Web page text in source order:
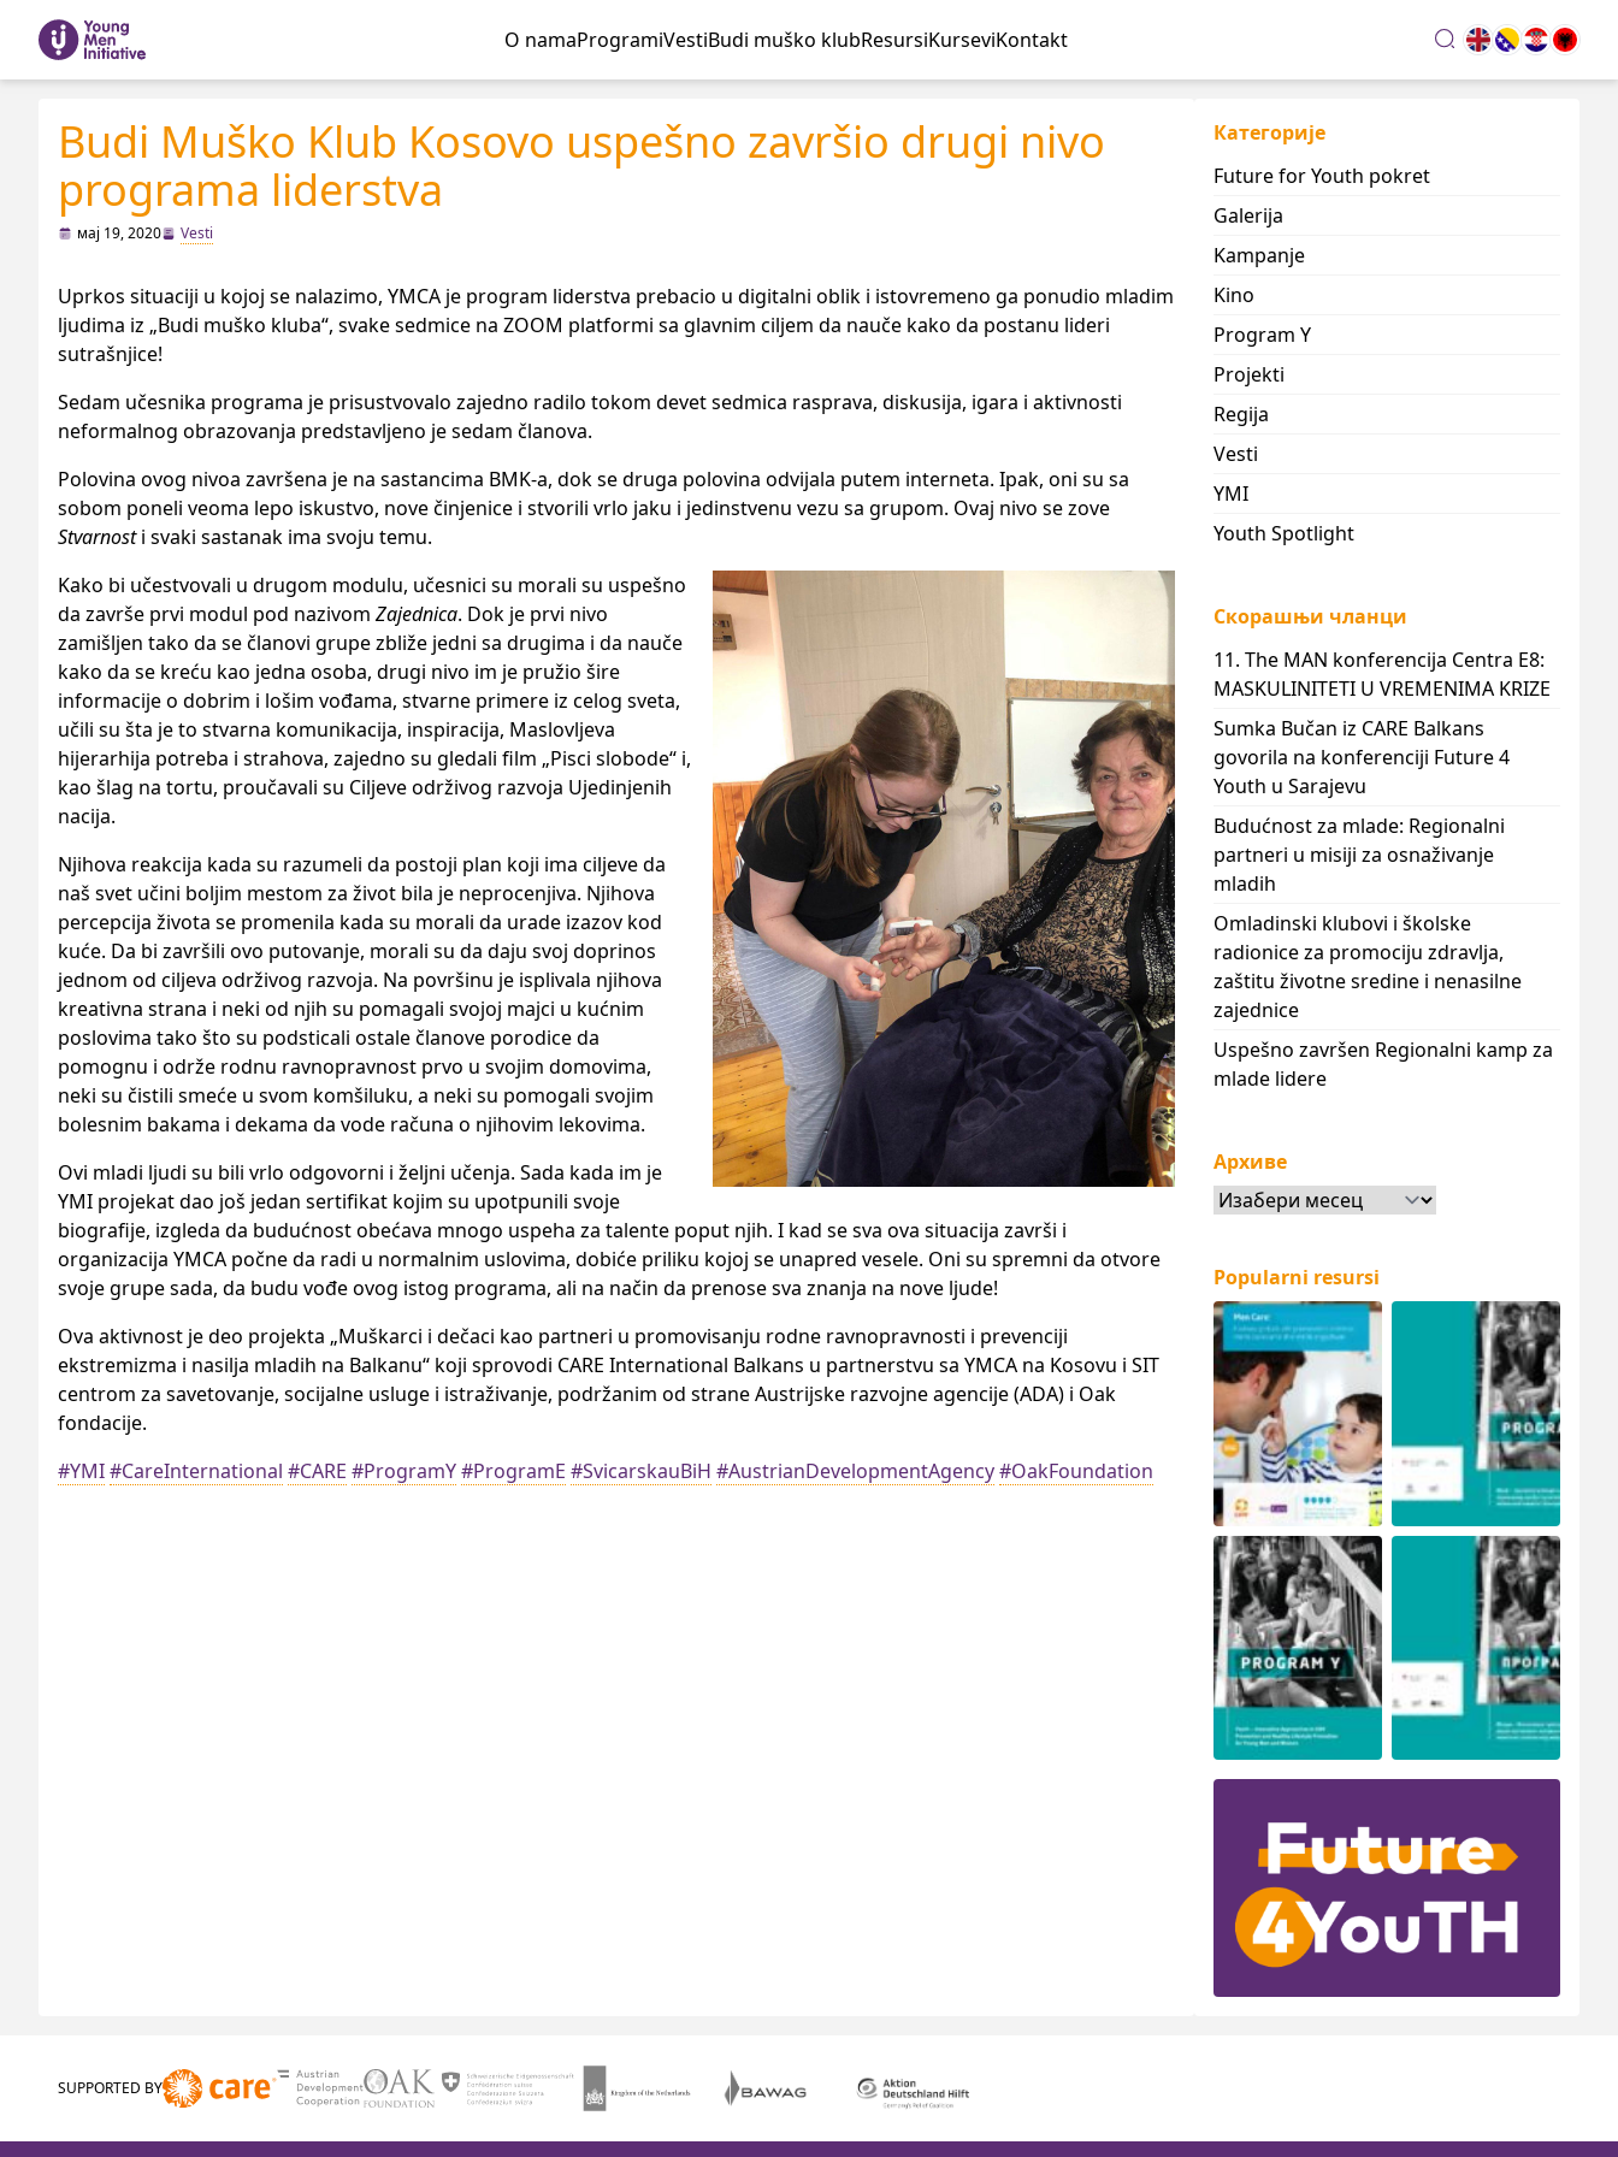
O namaProgramiVestiBudi muško klubResursiKurseviKontakt search
Budi Muško Klub Kosovo uspešno završio drugi nivo
programa liderstva
мај 19, 2020 Vesti
Uprkos situaciji u kojoj se nalazimo, YMCA je program liderstva prebacio u digitalni oblik i istovremeno ga ponudio mladim
ljudima iz „Budi muško kluba“, svake sedmice na ZOOM platformi sa glavnim ciljem da nauče kako da postanu lideri
sutrašnjice!
Sedam učesnika programa je prisustvovalo zajedno radilo tokom devet sedmica rasprava, diskusija, igara i aktivnosti
neformalnog obrazovanja predstavljeno je sedam članova.
Polovina ovog nivoa završena je na sastancima BMK-a, dok se druga polovina odvijala putem interneta. Ipak, oni su sa
sobom poneli veoma lepo iskustvo, nove činjenice i stvorili vrlo jaku i jedinstvenu vezu sa grupom. Ovaj nivo se zove
Stvarnosti svaki sastanak ima svoju temu.
Kako bi učestvovali u drugom modulu, učesnici su morali su uspešno
da završe prvi modul pod nazivom Zajednica. Dok je prvi nivo
zamišljen tako da se članovi grupe zbliže jedni sa drugima i da nauče
kako da se kreću kao jedna osoba, drugi nivo im je pružio šire
informacije o dobrim i lošim vođama, stvarne primere iz celog sveta,
učili su šta je to stvarna komunikacija, inspiracija, Maslovljeva
hijerarhija potreba i strahova, zajedno su gledali film „Pisci slobode“ i,
kao šlag na tortu, proučavali su Ciljeve održivog razvoja Ujedinjenih
nacija.
Njihova reakcija kada su razumeli da postoji plan koji ima ciljeve da
naš svet učini boljim mestom za život bila je neprocenjiva. Njihova
percepcija života se promenila kada su morali da urade izazov kod
kuće. Da bi završili ovo putovanje, morali su da daju svoj doprinos
jednom od ciljeva održivog razvoja. Na površinu je isplivala njihova
kreativna strana i neki od njih su pomagali svojoj majci u kućnim
poslovima tako što su podsticali ostale članove porodice da
pomognu i održe rodnu ravnopravnost prvo u svojim domovima,
neki su čistili smeće u svom komšiluku, a neki su pomogali svojim
bolesnim bakama i dekama da vode računa o njihovim lekovima.
Ovi mladi ljudi su bili vrlo odgovorni i željni učenja. Sada kada im je
YMI projekat dao još jedan sertifikat kojim su upotpunili svoje
biografije, izgleda da budućnost obećava mnogo uspeha za talente poput njih. I kad se sva ova situacija završi i
organizacija YMCA počne da radi u normalnim uslovima, dobiće priliku kojoj se unapred vesele. Oni su spremni da otvore
svoje grupe sada, da budu vođe ovog istog programa, ali na način da prenose sva znanja na nove ljude!
Ova aktivnost je deo projekta „Muškarci i dečaci kao partneri u promovisanju rodne ravnopravnosti i prevenciji
ekstremizma i nasilja mladih na Balkanu“ koji sprovodi CARE International Balkans u partnerstvu sa YMCA na Kosovu i SIT
centrom za savetovanje, socijalne usluge i istraživanje, podržanim od strane Austrijske razvojne agencije (ADA) i Oak
fondacije.
#YMI#CareInternational #CARE #ProgramY#ProgramE #SvicarskauBiH #AustrianDevelopmentAgency#OakFoundation
Категорије
Future for Youth pokret
Galerija
Kampanje
Kino
Program Y
Projekti
Regija
Vesti
YMI
Youth Spotlight
Скорашњи чланци
11. The MAN konferencija Centra E8:
MASKULINITETI U VREMENIMA KRIZE
Sumka Bučan iz CARE Balkans
govorila na konferenciji Future 4
Youth u Sarajevu
Budućnost za mlade: Regionalni
partneri u misiji za osnaživanje
mladih
Omladinski klubovi i školske
radionice za promociju zdravlja,
zaštitu životne sredine i nenasilne
zajednice
Uspešno završen Regionalni kamp za
mlade lidere
Архиве
Архиве
Popularni resursi
SUPPORTED BY